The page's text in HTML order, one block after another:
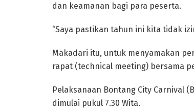
dan keamanan bagi para peserta.
“Saya pastikan tahun ini kita tidak
Makadari itu, untuk menyamakan
rapat (technical meeting) bersama
Pelaksanaan Bontang City Carnival
dimulai pukul 7.30 Wita.